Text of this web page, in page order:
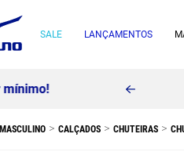
SALE LANÇAMENTOS
MASCULINO CALÇADOS CHUTEIRAS